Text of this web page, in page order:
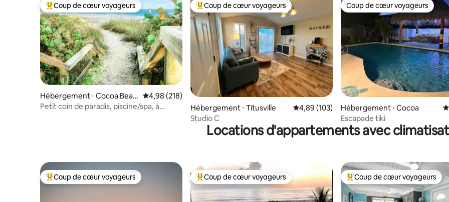
Coups de cœur voyageurs les plus appréciés
Coup de cœur voyageurs
Hébergement ⋅ Cocoa Beac
h
Évaluation moyenne sur la base de 218 commentaires : 4,98 sur 5
4,98 (218)
Petit coin de paradis, piscine/spa, à
Coups de cœur voyageurs les plus appréciés
Coup de cœur voyageurs
Hébergement ⋅ Titusville Évaluation moyenne sur la base de 103
4,89 (103)
Studio C
Coup de cœur voyageurs
Coup de cœur voyageurs
Hébergement ⋅ Cocoa
Escapade tiki
Locations d'appartements avec
Coups de cœur voyageurs les plus appréciés
Coup de cœur voyageurs Coups de cœur voyageurs les plus appréciés
Coup de cœur voyageurs Coups de cœur voyageurs les
Coup de cœur voyageurs